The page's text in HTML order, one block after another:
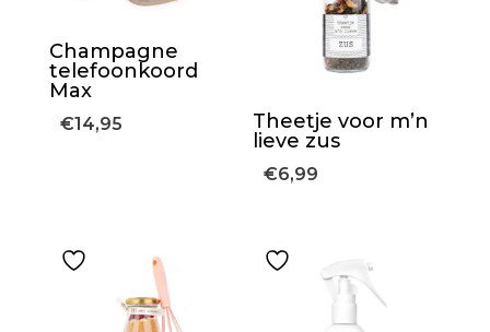
Champagne
telefoonkoord
Max
€14,95
Theetje voor m’n
lieve zus
€6,99